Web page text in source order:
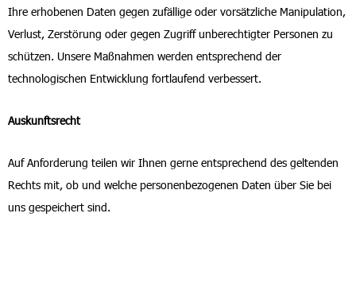
Ihre erhobenen Daten gegen zufällige oder vorsätzliche Manipulation,
Verlust, Zerstörung oder gegen Zugriff unberechtigter Personen zu
schützen. Unsere Maßnahmen werden entsprechend der
technologischen Entwicklung fortlaufend verbessert.
Auskunftsrecht
Auf Anforderung teilen wir Ihnen gerne entsprechend des geltenden
Rechts mit, ob und welche personenbezogenen Daten über Sie bei
uns gespeichert sind.